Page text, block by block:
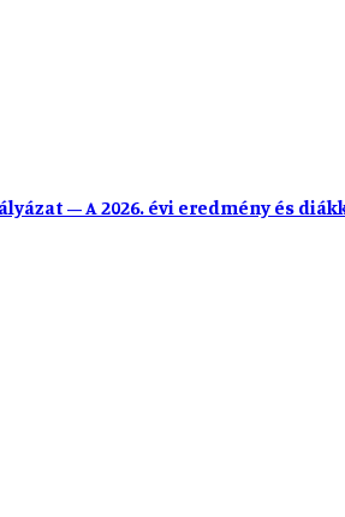
– A 2026. évi eredmény és